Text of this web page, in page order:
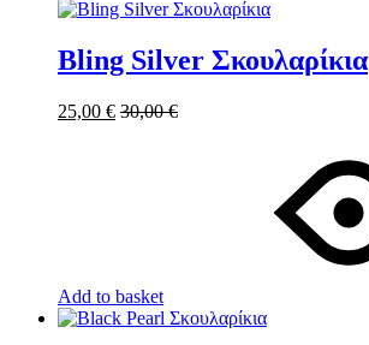
Bling Silver Σκουλαρίκια
25,00 € 30,00€
Add to basket